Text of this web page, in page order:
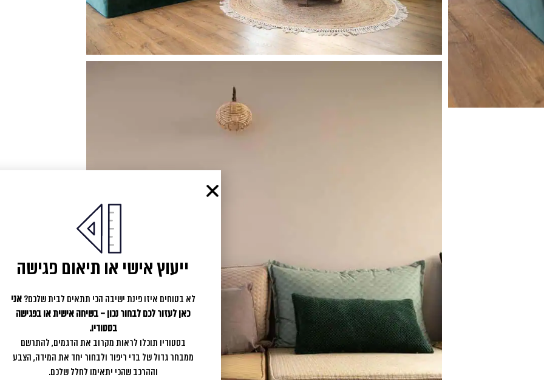
ייעוץ אישי או תיאום פגישה
לא בטוחים איזו פינת ישיבה הכי תתאים לבית שלכם?אני
כאן לעזור לכם לבחור נכון – בשיחה אישית או בפגישה
בסטודיו.
בסטודיו תוכלו לראות מקרוב את הדגמים, להתרשם
ממבחר גדול של בדי ריפוד ולבחור יחד את המידה, הצבע
וההרכב שהכי יתאימו לחלל שלכם.